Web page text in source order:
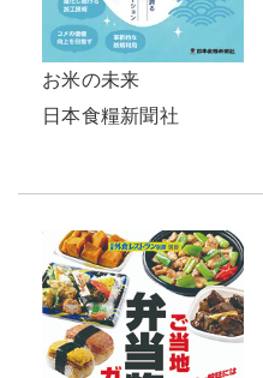
お米の未来
日本食糧新聞社